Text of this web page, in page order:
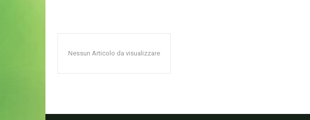
Nessun Articolo da visualizzare